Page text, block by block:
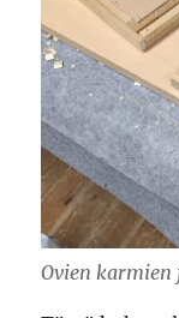
Ovien karmien